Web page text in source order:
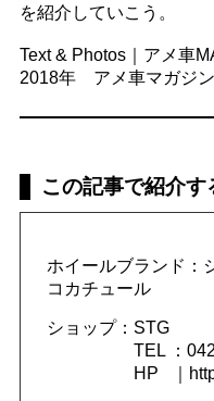
を紹介していこう。
Text & Photos｜アメ車
2018年 アメ車マガジ
この記事で紹介
ホイールブランド：
コカチュール
ショップ：STG
TEL ：042-
HP ｜http://